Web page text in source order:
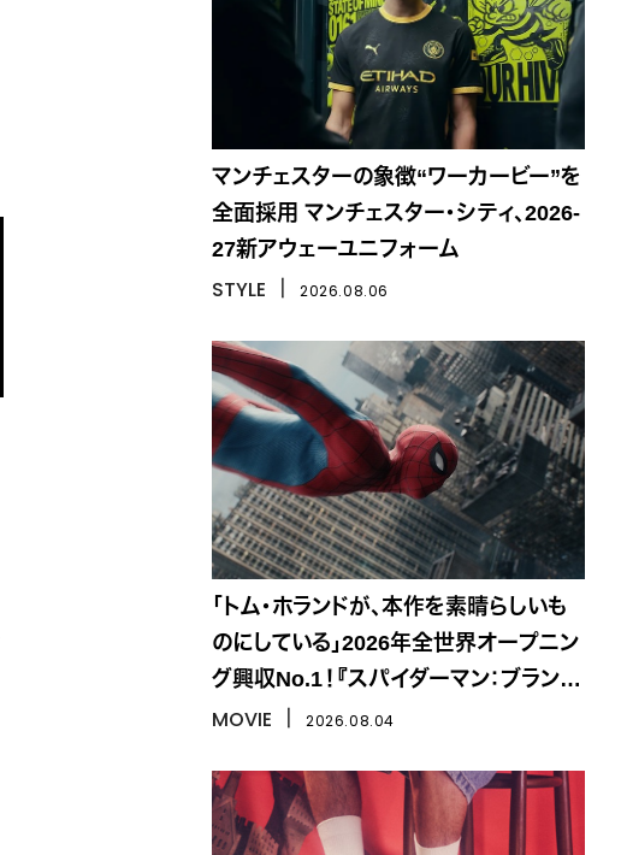
マンチェスターの象徴“ワーカービー”を
全面採用 マンチェスター・シティ、2026-
27新アウェーユニフォーム
STYLE 2026.08.06
「トム・ホランドが、本作を素晴らしいも
のにしている」2026年全世界オープニン
グ興収No.1！『スパイダーマン：ブラン
ド・ニュー・デイ』
MOVIE 2026.08.04